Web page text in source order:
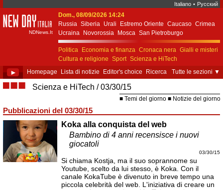
Italiano • Русский
New Day Italia
NDNews.It
Dom., 08/09/2026 14:24
Russia Siberia Urali Estremo Oriente Caucaso Crimea
Ucraina
Novorossia Mosca San Pietroburgo
Ekaterinburgo Kiev Simferopol
Sebastopoli
Politica
Economia e finanza Cronaca nera Gialli e misteri
Cultura e religione Sport Scienza e HiTech
Costume e società
Unione Europea
► Homepage Lista di notizie Editor's choice Ricerca Tutte le sezioni ▼
■■■ Scienza e HiTech 03/30/15
Temi del giorno Notizie del giorno
Pubblicazioni del 03/30/15
Koka alla conquista del web
Bambino di 4 anni recensisce i nuovi
giocatoli
03/30/15
Si chiama Kostja, ma il suo soprannome su
Youtube, scelto da lui stesso, è Koka. Con il
canale KokaTube è divenuto in breve tempo una
piccola celebrità del web. L'iniziativa di creare un